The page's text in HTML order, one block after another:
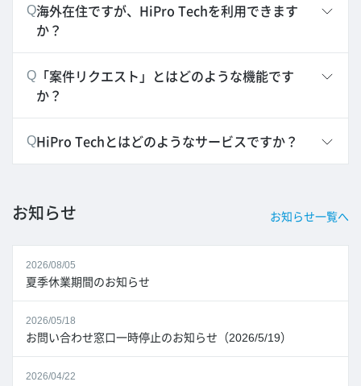
Q海外在住ですが、HiPro Techを利用できます
か？
Q
「案件リクエスト」とはどのような機能です
か？
QHiPro Techとはどのようなサービスですか？
お知らせ お知らせ一覧へ
2026/08/05
夏季休業期間のお知らせ
2026/05/18
お問い合わせ窓口一時停止のお知らせ（2026/5/19）
2026/04/22